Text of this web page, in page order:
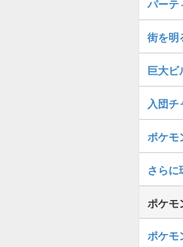
パーテ
街を明
巨大ビ
入団チ
ポケモ
さらに
ポケモ
ポケモ